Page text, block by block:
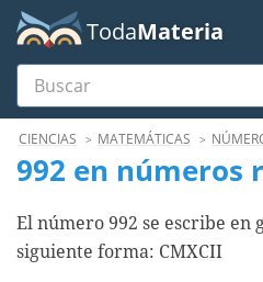
TodaMateria
Buscar
MenúCIENCIAS MATEMÁTICAS
992 en números
El número 992 se escribe en
siguiente forma: CMXCII